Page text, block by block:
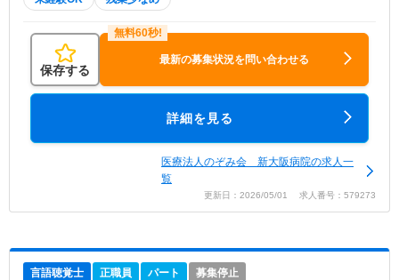
保存する
最新の募集状況を問い合わせる
詳細を見る
医療法人のぞみ会 新大阪病院の求人一
覧
更新日：2026/05/01 求人番号：579273
言語聴覚士 正職員 パート 募集停止